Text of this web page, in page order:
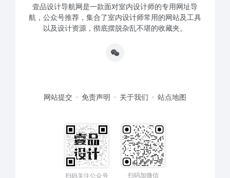
壹品设计导航网是一款面对室内设计师的专用网址导
航，公众号推荐，集合了室内设计师常用的网站及工具
以及设计资源，彻底摆脱杂乱不堪的收藏夹。
网站提交 免责声明 关于我们 站点地图
扫码关注公众号 扫码加微信